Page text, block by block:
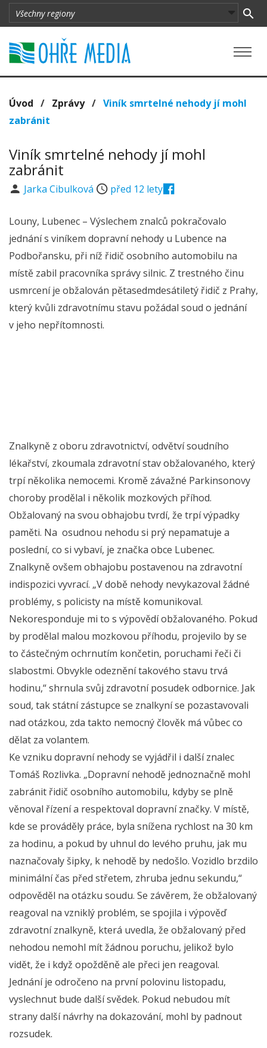
Úvod / Zprávy/ Viník smrtelné nehody jí mohl
zabránit
Viník smrtelné nehody jí mohl
zabránit
Jarka Cibulková před 12 lety
Louny, Lubenec – Výslechem znalců pokračovalo
jednání s viníkem dopravní nehody u Lubence na
Podbořansku, při níž řidič osobního automobilu na
místě zabil pracovníka správy silnic. Z trestného činu
usmrcení je obžalován pětasedmdesátiletý řidič z Prahy,
který kvůli zdravotnímu stavu požádal soud o jednání
v jeho nepřítomnosti.
Znalkyně z oboru zdravotnictví, odvětví soudního
lékařství, zkoumala zdravotní stav obžalovaného, který
trpí několika nemocemi. Kromě závažné Parkinsonovy
choroby prodělal i několik mozkových příhod.
Obžalovaný na svou obhajobu tvrdí, že trpí výpadky
paměti. Na osudnou nehodu si prý nepamatuje a
poslední, co si vybaví, je značka obce Lubenec.
Znalkyně ovšem obhajobu postavenou na zdravotní
indispozici vyvrací. „V době nehody nevykazoval žádné
problémy, s policisty na místě komunikoval.
Nekoresponduje mi to s výpovědí obžalovaného. Pokud
by prodělal malou mozkovou příhodu, projevilo by se
to částečným ochrnutím končetin, poruchami řeči či
slabostmi. Obvykle odeznění takového stavu trvá
hodinu,“ shrnula svůj zdravotní posudek odbornice. Jak
soud, tak státní zástupce se znalkyní se pozastavovali
nad otázkou, zda takto nemocný člověk má vůbec co
dělat za volantem.
Ke vzniku dopravní nehody se vyjádřil i další znalec
Tomáš Rozlivka. „Dopravní nehodě jednoznačně mohl
zabránit řidič osobního automobilu, kdyby se plně
věnoval řízení a respektoval dopravní značky. V místě,
kde se prováděly práce, byla snížena rychlost na 30 km
za hodinu, a pokud by uhnul do levého pruhu, jak mu
naznačovaly šipky, k nehodě by nedošlo. Vozidlo brzdilo
minimální čas před střetem, zhruba jednu sekundu,“
odpověděl na otázku soudu. Se závěrem, že obžalovaný
reagoval na vzniklý problém, se spojila i výpověď
zdravotní znalkyně, která uvedla, že obžalovaný před
nehodou nemohl mít žádnou poruchu, jelikož bylo
vidět, že i když opožděně ale přeci jen reagoval.
Jednání je odročeno na první polovinu listopadu,
vyslechnut bude další svědek. Pokud nebudou mít
strany další návrhy na dokazování, mohl by padnout
rozsudek.